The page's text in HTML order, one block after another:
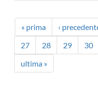
« prima ‹
27
28 29 30
ultima »